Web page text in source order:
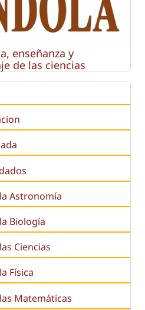
enseñanza y
de las ciencias
Astronomía
Biología
Ciencias
Física
Matemáticas